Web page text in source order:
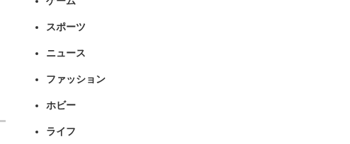
スポーツ
ニュース
ファッション
ホビー
ライフ